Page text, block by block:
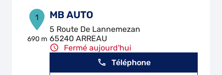
1
690 m
MB AUTO
5 Route De Lannemezan
65240 ARREAU
Fermé aujourd'hui
Téléphone